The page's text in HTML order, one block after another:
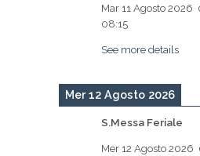
Mar 11 Agosto 2026
08:15
See more details
Mer 12 Agosto 2026
S.Messa Feriale
Mer 12 Agosto 2026